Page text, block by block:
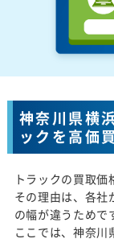
神奈川県横
ックを高価
トラックの買取価
その理由は、各社
の幅が違うためで
ここでは、神奈